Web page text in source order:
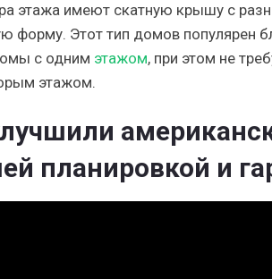
этажа имеют скатную крышу с
форму. Этот тип домов популярен
с одним этажом, при этом не
этажом.
планировкой и